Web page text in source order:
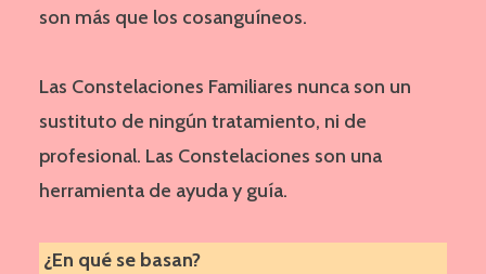
son más que los cosanguíneos.
Las Constelaciones Familiares nunca son un
sustituto de ningún tratamiento, ni de
profesional. Las Constelaciones son una
herramienta de ayuda y guía.
¿En qué se basan?